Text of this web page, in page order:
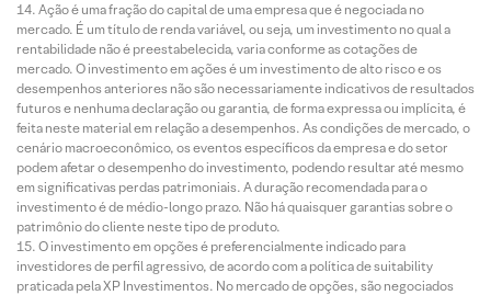
Ação é uma fração do capital de uma empresa que é negociada no
mercado. É um título de renda variável, ou seja, um investimento no qual a
rentabilidade não é preestabelecida, varia conforme as cotações de
mercado. O investimento em ações é um investimento de alto risco e os
desempenhos anteriores não são necessariamente indicativos de resultados
futuros e nenhuma declaração ou garantia, de forma expressa ou implícita, é
feita neste material em relação a desempenhos. As condições de mercado, o
cenário macroeconômico, os eventos específicos da empresa e do setor
podem afetar o desempenho do investimento, podendo resultar até mesmo
em significativas perdas patrimoniais. A duração recomendada para o
investimento é de médio-longo prazo. Não há quaisquer garantias sobre o
patrimônio do cliente neste tipo de produto.
O investimento em opções é preferencialmente indicado para
investidores de perfil agressivo, de acordo com a política de suitability
praticada pela XP Investimentos. No mercado de opções, são negociados